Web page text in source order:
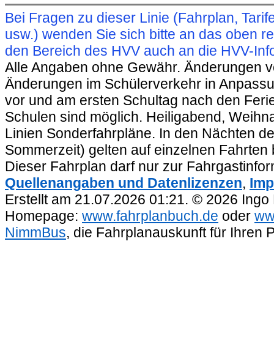
Bei Fragen zu dieser Linie (Fahrplan,
usw.) wenden Sie sich bitte an das oben
den Bereich des HVV auch an die HVV-
Alle Angaben ohne Gewähr. Änderungen
Änderungen im Schülerverkehr in
vor und am ersten Schultag nach den
Schulen sind möglich. Heiligabend,
Linien Sonderfahrpläne. In den Nächten
Sommerzeit) gelten auf einzelnen
Dieser Fahrplan darf nur zur
Quellenangaben und Datenlizenzen,
Erstellt am 21.07.2026 01:21. © 2026
Homepage: www.fahrplanbuch.de oder
NimmBus, die Fahrplanauskunft für Ihren